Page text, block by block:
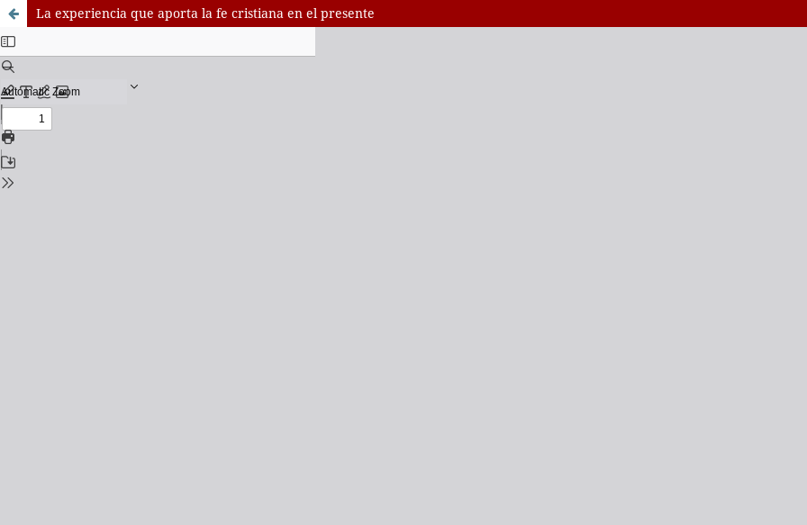
La experiencia que aporta la fe cristiana en el presente